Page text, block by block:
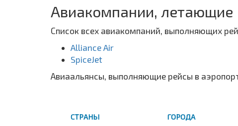
Авиакомпании, летающие
Список всех авиакомпаний, выполняющих
Alliance Air
SpiceJet
Авиаальянсы, выполняющие рейсы в
СТРАНЫ
ГОРОДА